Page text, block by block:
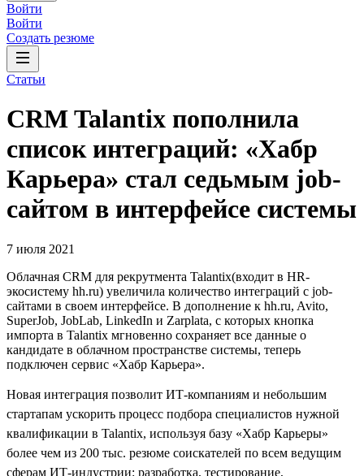
Войти
Войти
Создать резюме
Статьи
CRM Talantix пополнила
список интеграций: «Хабр
Карьера» стал седьмым job-
сайтом в интерфейсе системы
7 июля 2021
Облачная CRM для рекрутмента Talantix(входит в HR-
экосистему hh.ru) увеличила количество интеграций с job-
сайтами в своем интерфейсе. В дополнение к hh.ru, Avito,
SuperJob, JobLab, LinkedIn и Zarplata, с которых кнопка
импорта в Talantix мгновенно сохраняет все данные о
кандидате в облачном пространстве системы, теперь
подключен сервис «Хабр Карьера».
Новая интеграция позволит ИТ-компаниям и небольшим
стартапам ускорить процесс подбора специалистов нужной
квалификации в Talantix, используя базу «Хабр Карьеры»
более чем из 200 тыс. резюме соискателей по всем ведущим
сферам ИТ-индустрии: разработка, тестирование,